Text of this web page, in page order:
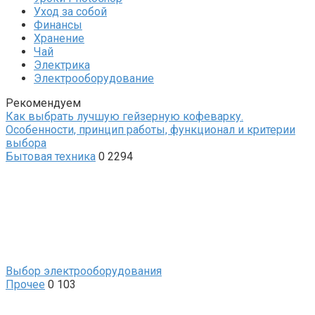
Уход за собой
Финансы
Хранение
Чай
Электрика
Электрооборудование
Рекомендуем
Как выбрать лучшую гейзерную кофеварку.
Особенности, принцип работы, функционал и критерии
выбора
Бытовая техника 0 2294
Выбор электрооборудования
Прочее 0 103